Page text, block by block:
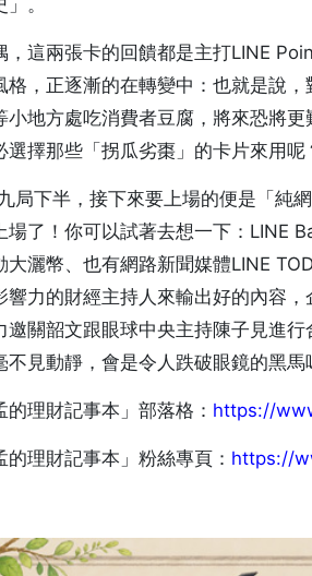
」。
，這兩張卡的回饋都是主打LINE
格，正逐漸的在轉變中：也就是說
小地方處吃消費者豆腐，將來恐將
選擇那些「拐瓜劣棗」的卡片來用呢
局下半，接下來要上場的便是「純
場了！你可以試著去想一下：LINE
大灑幣、也有網路新聞媒體LINE
響力的財經主持人來輸出好的內容
邀關韶文跟眼球中央主持陳子見進
不見動靜，會是令人跌破眼鏡的黑
的理財記事本」部落格： https://
的理財記事本」粉絲專頁： https://